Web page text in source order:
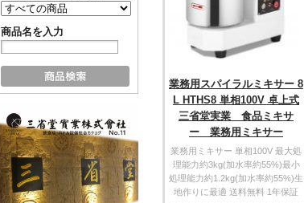
業務用スパイラルミキサー 8
L HTHS8 単相100V 卓上式
三省堂実業 食品ミキサ
ー 業務用ミキサー
業務用ミキサー 単相100V 最大処
理能力約3kg(加水率約55%)最小
処理能力約1.2kg(加水率約55%)生
地作りに最適 送料無料 1年保証
商品名を入力